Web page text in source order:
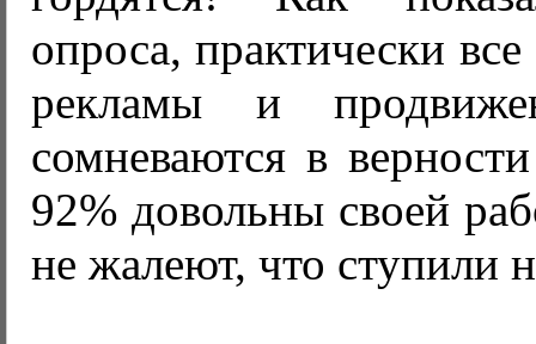
опроса, практически
рекламы и
сомневаются в
92% довольны своей
не жалеют, что ступили